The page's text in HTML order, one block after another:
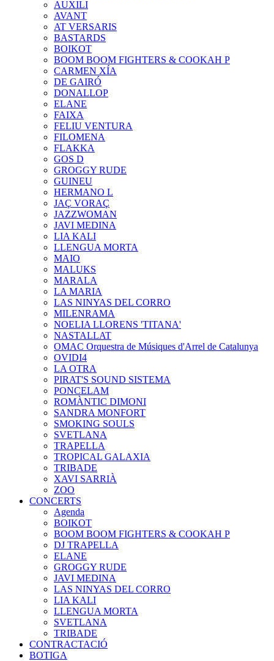
AUXILI
AVANT
AT VERSARIS
BASTARDS
BOIKOT
BOOM BOOM FIGHTERS & COOKAH P
CARMEN XÍA
DE GAIRÓ
DONALLOP
ELANE
FAIXA
FELIU VENTURA
FILOMENA
FLAKKA
GOS D
GROGGY RUDE
GUINEU
HERMANO L
JAÇ VORAÇ
JAZZWOMAN
JAVI MEDINA
LIA KALI
LLENGUA MORTA
MAIO
MALUKS
MARALA
LA MARIA
LAS NINYAS DEL CORRO
MILENRAMA
NOELIA LLORENS 'TITANA'
NASTALLAT
OMAC Orquestra de Músiques d'Arrel de Catalunya
OVIDI4
LA OTRA
PIRAT'S SOUND SISTEMA
PONCELAM
ROMÀNTIC DIMONI
SANDRA MONFORT
SMOKING SOULS
SVETLANA
TRAPELLA
TROPICAL GALAXIA
TRIBADE
XAVI SARRIÀ
ZOO
CONCERTS
Agenda
BOIKOT
BOOM BOOM FIGHTERS & COOKAH P
DJ TRAPELLA
ELANE
GROGGY RUDE
JAVI MEDINA
LAS NINYAS DEL CORRO
LIA KALI
LLENGUA MORTA
SVETLANA
TRIBADE
CONTRACTACIÓ
BOTIGA